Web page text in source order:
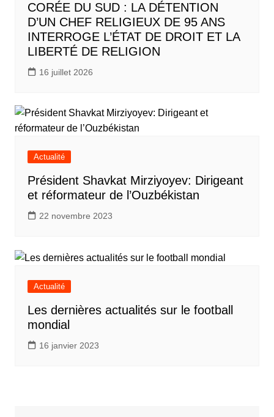
CORÉE DU SUD : LA DÉTENTION
D’UN CHEF RELIGIEUX DE 95 ANS
INTERROGE L’ÉTAT DE DROIT ET LA
LIBERTÉ DE RELIGION
16 juillet 2026
Actualité
Président Shavkat Mirziyoyev: Dirigeant
et réformateur de l’Ouzbékistan
22 novembre 2023
Actualité
Les dernières actualités sur le football
mondial
16 janvier 2023